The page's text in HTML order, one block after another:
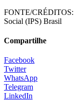
FONTE/CRÉDITOS:
Social (IPS) Brasil
Compartilhe
Facebook
Twitter
WhatsApp
Telegram
LinkedIn